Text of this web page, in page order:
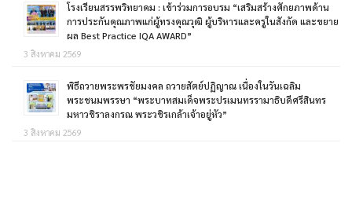
โรงเรียนสรรพวิทยาคม : เข้าร่วมการอบรม “เสริมสร้างศักยภาพด้าน
การประกันคุณภาพแก่ผู้ทรงคุณวุฒิ ผู้บริหารและครูในสังกัด และขยาย
ผล Best Practice IQA AWARD”
3 สิงหาคม 2569
พิธีถวายพระพรชัยมงคล ถวายสัตย์ปฏิญาณ เนื่องในวันเฉลิม
พระชนมพรรษา “พระบาทสมเด็จพระปรเมนทรรามาธิบดีศรีสินทร
มหาวชิราลงกรณ พระวชิรเกล้าเจ้าอยู่หัว”
3 สิงหาคม 2569